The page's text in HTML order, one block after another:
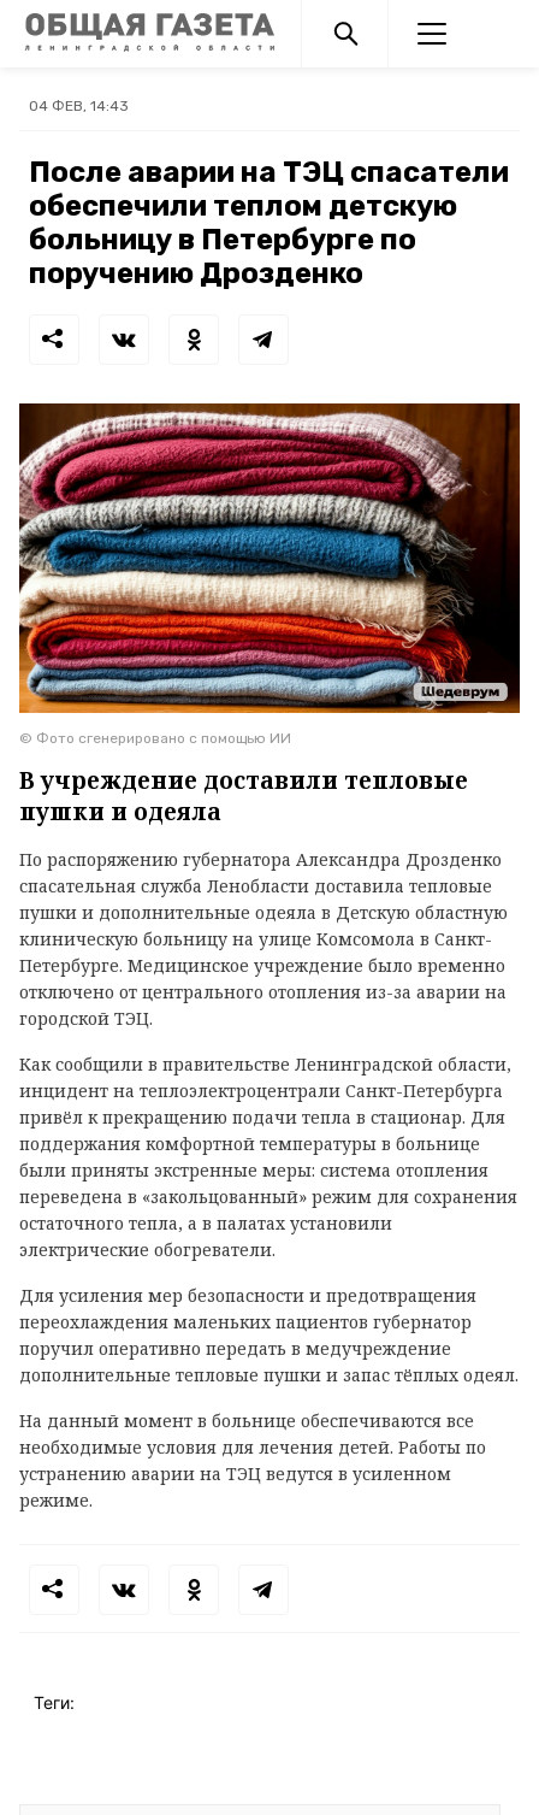
04 ФЕВ, 14:43
После аварии на ТЭЦ спасатели
обеспечили теплом детскую
больницу в Петербурге по
поручению Дрозденко
© Фото сгенерировано с помощью ИИ
В учреждение доставили тепловые
пушки и одеяла
По распоряжению губернатора Александра Дрозденко
спасательная служба Ленобласти доставила тепловые
пушки и дополнительные одеяла в Детскую областную
клиническую больницу на улице Комсомола в Санкт-
Петербурге. Медицинское учреждение было временно
отключено от центрального отопления из-за аварии на
городской ТЭЦ.
Как сообщили в правительстве Ленинградской области,
инцидент на теплоэлектроцентрали Санкт-Петербурга
привёл к прекращению подачи тепла в стационар. Для
поддержания комфортной температуры в больнице
были приняты экстренные меры: система отопления
переведена в «закольцованный» режим для сохранения
остаточного тепла, а в палатах установили
электрические обогреватели.
Для усиления мер безопасности и предотвращения
переохлаждения маленьких пациентов губернатор
поручил оперативно передать в медучреждение
дополнительные тепловые пушки и запас тёплых одеял.
На данный момент в больнице обеспечиваются все
необходимые условия для лечения детей. Работы по
устранению аварии на ТЭЦ ведутся в усиленном
режиме.
Теги: